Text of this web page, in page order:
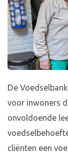
De
voor inwoners
onvoldoende
cliënten een